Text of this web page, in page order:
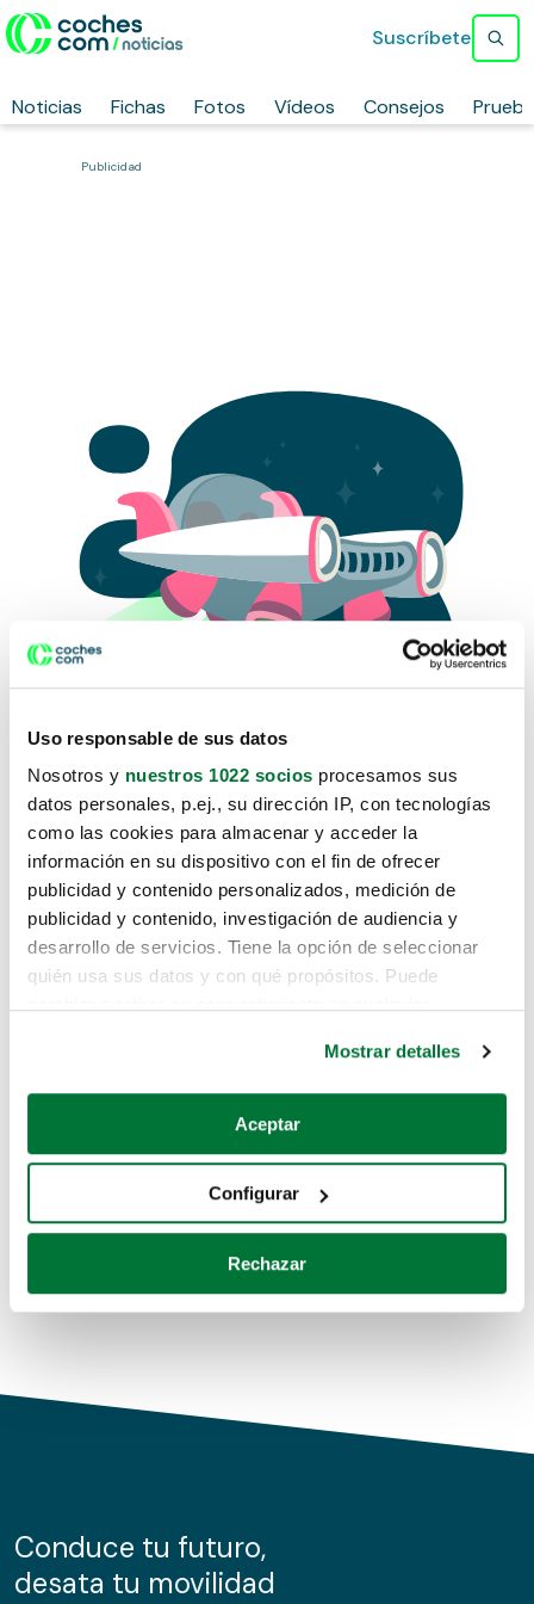
Uso responsable de sus datos
Nosotros y nuestros 1022 socios procesamos sus
datos personales, p.ej., su dirección IP, con tecnologías
como las cookies para almacenar y acceder la
información en su dispositivo con el fin de ofrecer
publicidad y contenido personalizados, medición de
publicidad y contenido, investigación de audiencia y
desarrollo de servicios. Tiene la opción de seleccionar
quién usa sus datos y con qué propósitos. Puede
Si lo permite, también quisiéramos:
Recopilar información sobre su ubicación geográfica
Identificar su dispositivo analizándolo activamente
para buscar características específicas (huellas
Obtenga más información sobre cómo se procesan sus
de cookies.
información sobre el uso que haga del sitio web con
nuestros partners de redes sociales, publicidad y análisis
Mostrar detalles
Aceptar
Configurar
Rechazar
Noticias Fichas Fotos Vídeos Consejos
Suscríbete
Publicidad
Lo sentimos, no sabemos como
te hemos traido hasta aquí.
Pero puedes encontrar el coche que estás
buscando en alguno de estos enlaces:
Coches de segunda mano
Coches de km0
Conduce tu futuro,
desata tu movilidad